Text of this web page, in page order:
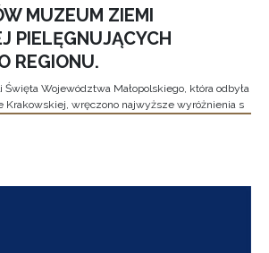
MUZEUM ZIEMI
PIELĘGNUJĄCYCH
REGIONU.
Święta Województwa Małopolskiego, która odbyła
Krakowskiej, wręczono najwyższe wyróżnienia s